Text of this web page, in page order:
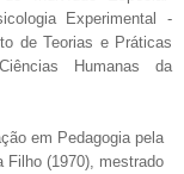
Experimental -
de Teorias e Práticas
Humanas da
em Pedagogia pela
Filho (1970), mestrado